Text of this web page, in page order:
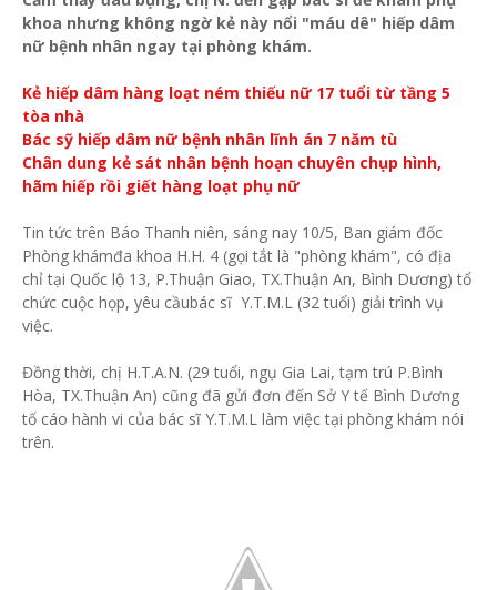
khoa nhưng không ngờ kẻ này nổi "máu dê" hiếp dâm
nữ bệnh nhân ngay tại phòng khám.
Kẻ hiếp dâm hàng loạt ném thiếu nữ 17 tuổi từ tầng 5
tòa nhà
Bác sỹ hiếp dâm nữ bệnh nhân lĩnh án 7 năm tù
Chân dung kẻ sát nhân bệnh hoạn chuyên chụp hình,
hãm hiếp rồi giết hàng loạt phụ nữ
Tin tức trên Báo Thanh niên, sáng nay 10/5, Ban giám đốc
Phòng khámđa khoa H.H. 4 (gọi tắt là "phòng khám", có địa
chỉ tại Quốc lộ 13, P.Thuận Giao, TX.Thuận An, Bình Dương) tổ
chức cuộc họp, yêu cầubác sĩ Y.T.M.L (32 tuổi) giải trình vụ
việc.
Đồng thời, chị H.T.A.N. (29 tuổi, ngụ Gia Lai, tạm trú P.Bình
Hòa, TX.Thuận An) cũng đã gửi đơn đến Sở Y tế Bình Dương
tố cáo hành vi của bác sĩ Y.T.M.L làm việc tại phòng khám nói
trên.